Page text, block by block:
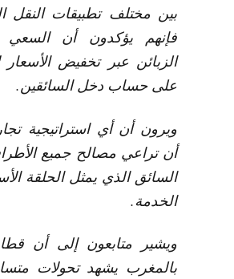
بين مختلف تطبيقات النقل
فإنهم يؤكدون أن
الزبائن عبر تخفيض الأسعار
على حساب دخل السائقين.
ويرون أن أي استراتيجية
أن تراعي مصالح جميع
السائق الذي يمثل الحلقة
الخدمة.
ويشير متابعون إلى أن
بالمغرب يشهد تحولات